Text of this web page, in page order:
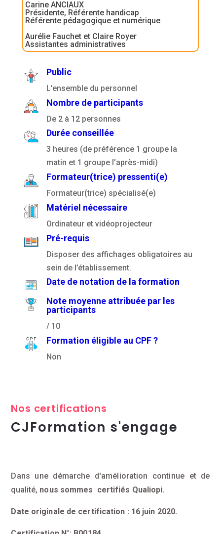
Carine ANCIAUX
Présidente, Référente handicap
Référente pédagogique et numérique
Aurélie Fauchet et Claire Royer
Assistantes administratives
Public
L’ensemble du personnel
Nombre de participants
De 2 à 12 personnes
Durée conseillée
3 heures (de préférence 1 groupe la
matin et 1 groupe l’après-midi)
Formateur(trice) pressenti(e)
Formateur(trice) spécialisé(e)
Matériel nécessaire
Ordinateur et vidéoprojecteur
Pré-requis
Disposer des affichages obligatoires au
sein de l’établissement.
Date de notation de la formation
Note moyenne attribuée par les
participants
/ 10
Formation éligible au CPF ?
Non
Nos certifications
CJFormation s'engage
Dans une démarche d'amélioration continue et de
qualité, nous sommes certifiés Qualiopi.
Date originale de certification : 16 juin 2020.